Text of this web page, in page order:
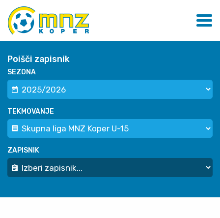
Poišči zapisnik
SEZONA
TEKMOVANJE
ZAPISNIK